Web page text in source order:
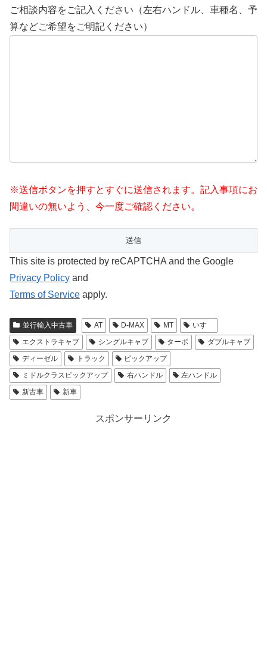
ご相談内容をご記入ください（左右ハンドル、車種名、予
算などご希望をご明記ください）
※送信ボタンを押すとすぐに送信されます。記入事項にお
間違いの無いよう、今一度ご確認ください。
This site is protected by reCAPTCHA and the Google
Privacy Policy and
Terms of Service apply.
並行輸入中古車 AT D-MAX MT
いすゞ
エクストラキャブ
シングルキャブ ターボ
ダブルキャブ
ディーゼル
トラック
ピックアップ
ミドルクラスピックアップ
右ハンドル
左ハンドル
新古車
新車
スポンサーリンク